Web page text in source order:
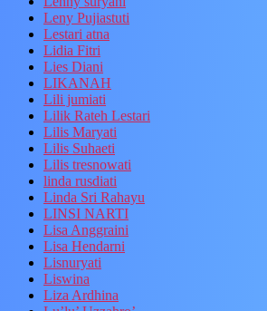
Leny Pujiastuti
Lestari atna
Lidia Fitri
Lies Diani
LIKANAH
Lili jumiati
Lilik Rateh Lestari
Lilis Maryati
Lilis Suhaeti
Lilis tresnowati
linda rusdiati
Linda Sri Rahayu
LINSI NARTI
Lisa Anggraini
Lisa Hendarni
Lisnuryati
Liswina
Liza Ardhina